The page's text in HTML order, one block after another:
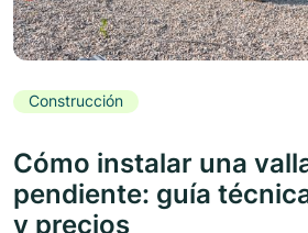
Construcción
Cómo instalar una
pendiente: guía
y precios